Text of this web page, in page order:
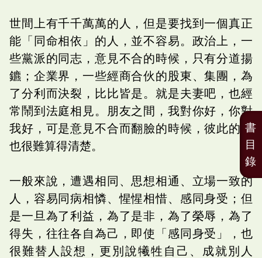
世間上有千千萬萬的人，但是要找到一個真正
能「同命相依」的人，並不容易。政治上，一
些黨派的同志，意見不合的時候，只有分道揚
鑣；企業界，一些經商合伙的股東、集團，為
了分利而決裂，比比皆是。就是夫妻吧，也經
常鬧到法庭相見。朋友之間，我對你好，你對
我好，可是意見不合而翻臉的時候，彼此的帳
也很難算得清楚。
一般來說，遭遇相同、思想相通、立場一致的
人，容易同病相憐、惺惺相惜、感同身受；但
是一旦為了利益，為了是非，為了榮辱，為了
得失，往往各自為己，即使「感同身受」，也
很難替人設想，更別說犧牲自己、成就別人
書
目
錄